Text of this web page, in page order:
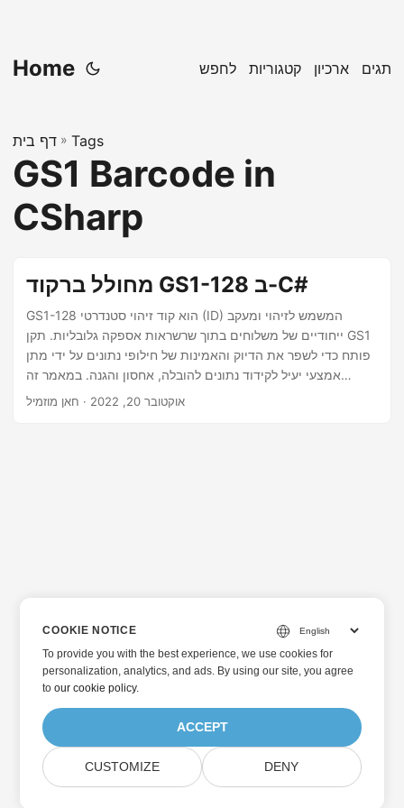
Home לחפש קטגוריות ארכיון תגים
דף בית » Tags
GS1 Barcode in
CSharp
מחולל ברקוד GS1-128 ב-C#
GS1-128 הוא קוד זיהוי סטנדרטי (ID) המשמש לזיהוי ומעקב
ייחודיים של משלוחים בתוך שרשראות אספקה גלובליות. תקן GS1
פותח כדי לשפר את הדיוק והאמינות של חילופי נתונים על ידי מתן
אמצעי יעיל לקידוד נתונים להובלה, אחסון והגנה. במאמר זה
אוקטובר 20, 2022 · חאן מוזמיל
COOKIE NOTICE
To provide you with the best experience, we use cookies for
personalization, analytics, and ads. By using our site, you agree
toour cookie policy.
ACCEPT
CUSTOMIZE DENY